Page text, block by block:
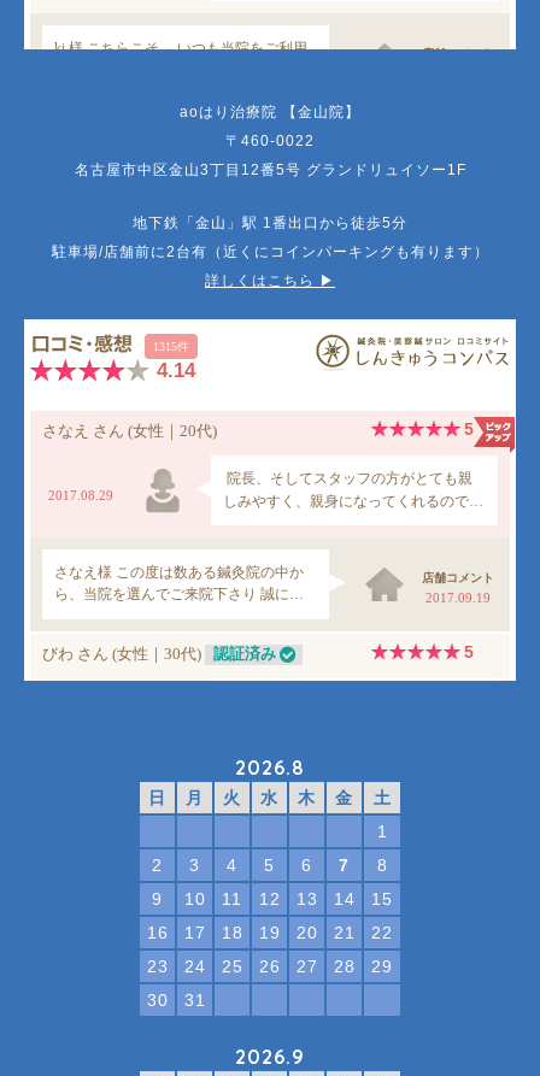
aoはり治療院 【金山院】
〒460-0022
名古屋市中区金山3丁目12番5号 グランドリュイソー1F
地下鉄「金山」駅 1番出口から徒歩5分
駐車場/店舗前に2台有（近くにコインパーキングも有ります）
詳しくはこちら ▶︎
2026.8
日 月 火 水 木 金
土
1
2
3 4 5 6 7
8
9
10 11 12 13 14
15
16
17 18 19 20 21
22
23
24 25 26 27 28
29
30
31
2026.9